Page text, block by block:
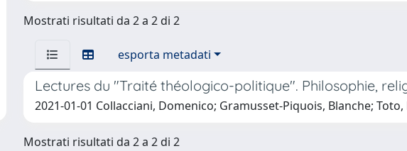
Mostrati risultati da 2 a 2 di 2
esporta metadati
Lectures du "Traité théologico-politique". Philosophie,
2021-01-01 Collacciani, Domenico; Gramusset-Piquois, Blanche; Toto,
Mostrati risultati da 2 a 2 di 2